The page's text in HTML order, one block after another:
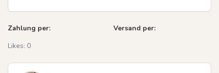
Zahlung per:
Versand per:
Likes: 0